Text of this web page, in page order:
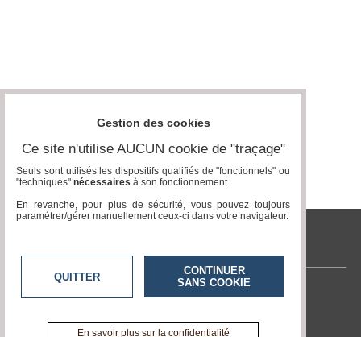
tvlocale.fr
Contactez-nous
A propos de tvlocale.fr
Gestion des cookies
Ce site n'utilise AUCUN cookie de "traçage"
Seuls sont utilisés les dispositifs qualifiés de "fonctionnels" ou
"techniques" nécessaires à son fonctionnement..
En revanche, pour plus de sécurité, vous pouvez toujours
paramétrer/gérer manuellement ceux-ci dans votre navigateur.
QUITTER
CONTINUER
SANS COOKIE
En savoir plus sur la confidentialité